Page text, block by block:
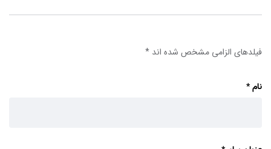
فیلدهای الزامی مشخص شده اند *
نام*